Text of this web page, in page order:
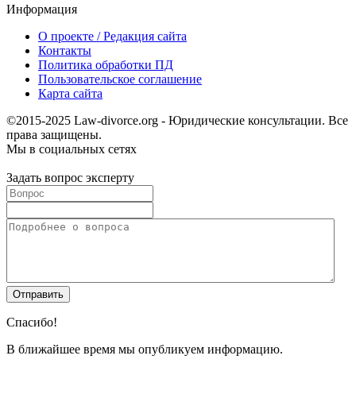
Информация
О проекте / Редакция сайта
Контакты
Политика обработки ПД
Пользовательское соглашение
Карта сайта
©2015-2025 Law-divorce.org - Юридические консультации. Все
права защищены.
Мы в социальных сетях
Задать вопрос эксперту
Спасибо!
В ближайшее время мы опубликуем информацию.